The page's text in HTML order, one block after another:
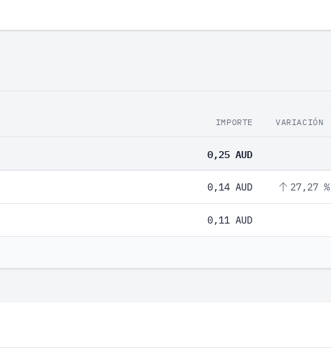
IMPORTE VARIACIÓN
0,25 AUD
0,14 AUD 27,27 %
0,11 AUD